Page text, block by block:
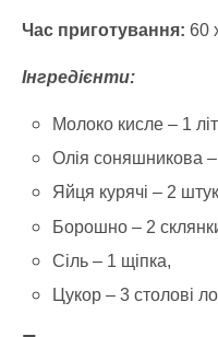
Час приготування: 60
Інгредієнти:
Молоко кисле – 1
Олія соняшникова –
Яйця курячі – 2
Борошно – 2
Сіль – 1 щіпка,
Цукор – 3 столові